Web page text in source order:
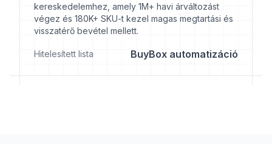
kereskedelemhez, amely 1M+ havi árváltozást
végez és 180K+ SKU-t kezel magas megtartási és
visszatérő bevétel mellett.
Hitelesített lista BuyBox automatizáció